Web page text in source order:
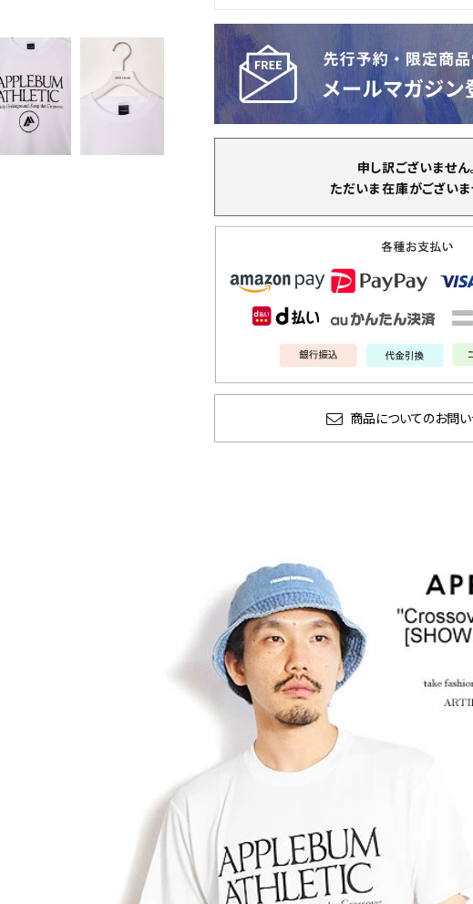
申し訳ございません
ただいま在庫がございま
商品についてのお問
SOFTMACHINE 2026
秋冬 先行予約